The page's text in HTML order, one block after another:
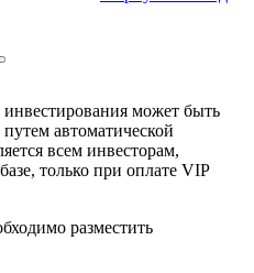
может быть
автоматической
всем инвесторам,
только при оплате VIP
разместить